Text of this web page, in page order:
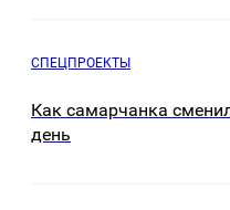
СПЕЦПРОЕКТЫ
Как самарчанка
день